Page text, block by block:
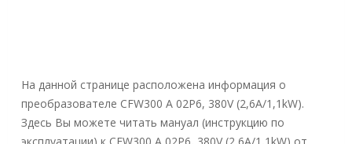
На данной странице расположена информация о
преобразователе CFW300 A 02P6, 380V (2,6A/1,1kW).
Здесь Вы можете читать мануал (инструкцию по